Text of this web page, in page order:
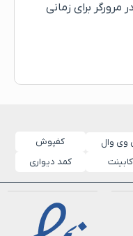
برای زمانی
وی وال
کفپوش
کابینت کمد دیواری